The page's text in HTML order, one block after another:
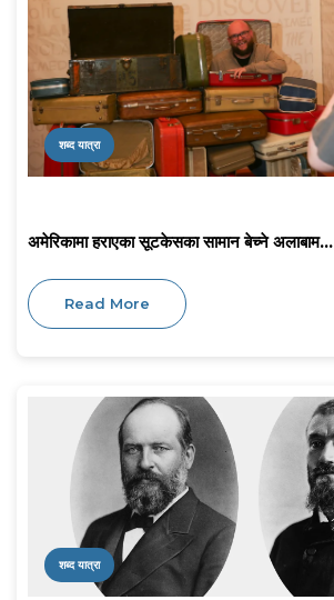
शब्द यात्रा
अमेरिकामा हराएका सूटकेसका सामान बेच्ने अलाबाम...
Read More
शब्द यात्रा